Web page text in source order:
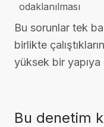
odaklanılması
Bu sorunlar tek
birlikte
yüksek bir yapıya
Bu denetim